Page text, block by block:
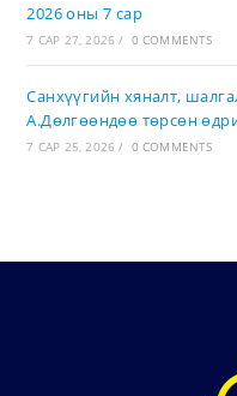
2026 оны 7 сар
7 САР 27, 2026 / 0 COMMENTS
Санхүүгийн хяналт,
А.Дөлгөөндөө төрсөн
7 САР 25, 2026 / 0 COMMENTS